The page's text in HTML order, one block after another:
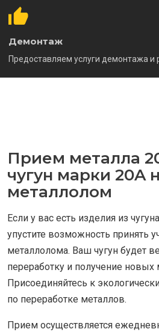
Демонтаж
Предоставляем услуги демонтажа и
Прием металла
чугун марки 20A
металлолом
Если у вас есть изделия из
упустите возможность принять
металлолома. Ваш чугун будет
переработку и получение новых
Присоединяйтесь к
по переработке металлов.
Прием осуществляется